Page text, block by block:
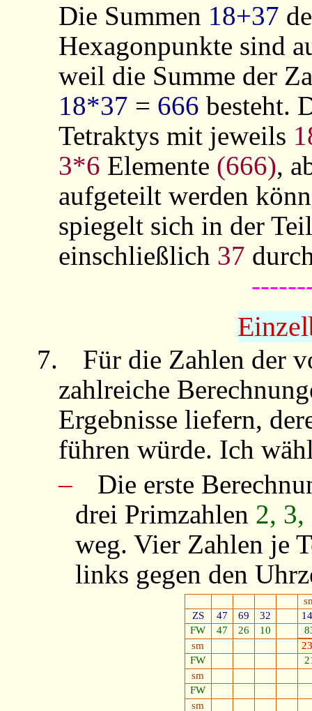
Die Summen 18+37
Hexagonpunkte sind
weil die Summe der
18*37 = 666 besteht.
Tetraktys mit jeweils
3*6 Elemente (666),
aufgeteilt werden
spiegelt sich in der
einschließlich 37
7.
Für die Zahlen der
zahlreiche
Ergebnisse liefern,
führen würde. Ich
–
Die erste
drei Primzahlen 2, 3,
weg. Vier Zahlen je
links gegen den
ZS
47 69 32
FW
47 26 10
sm
FW
sm
FW
sm